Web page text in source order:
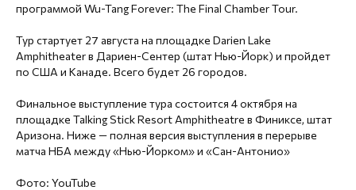
программой Wu-Tang Forever: The Final Chamber Tour.
Тур стартует 27 августа на площадке Darien Lake
Amphitheater в Дариен-Сентер (штат Нью-Йорк) и пройдет
по США и Канаде. Всего будет 26 городов.
Финальное выступление тура состоится 4 октября на
площадке Talking Stick Resort Amphitheatre в Финиксе, штат
Аризона. Ниже — полная версия выступления в перерыве
матча НБА между «Нью-Йорком» и «Сан-Антонио»
Фото: YouTube